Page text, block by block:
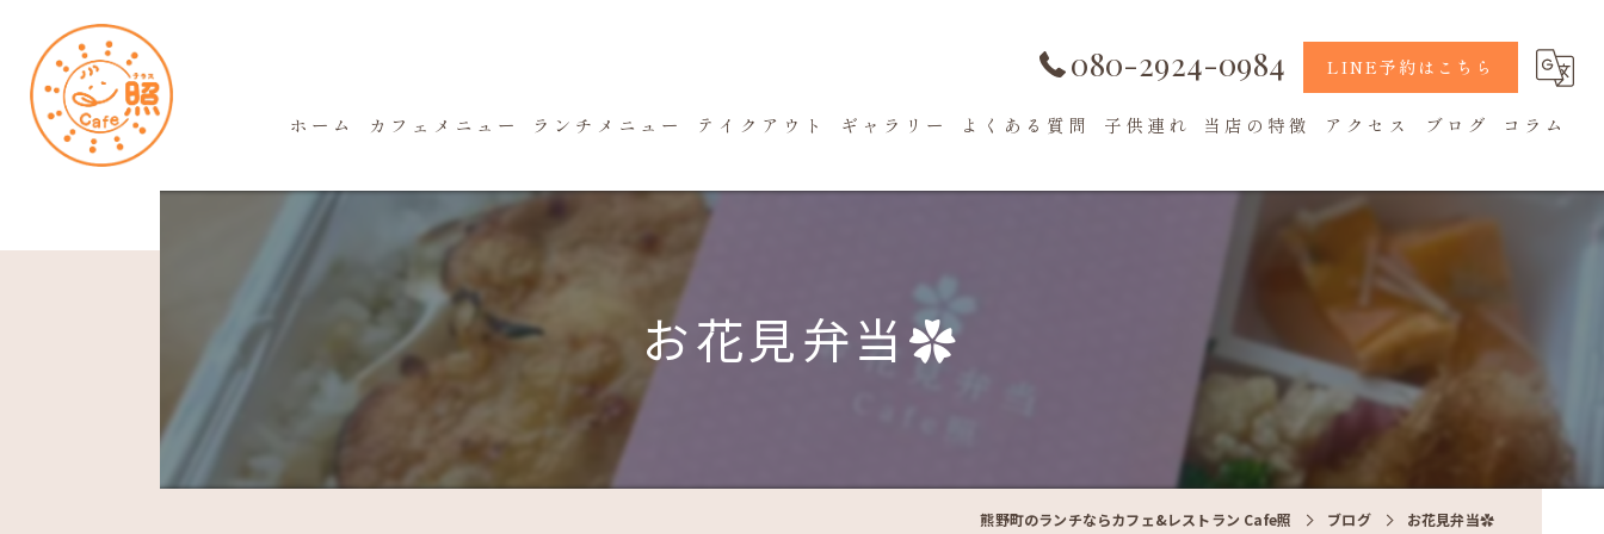
080-2924-0984 LINE予約はこちら
ホーム カフェメニュー ランチメニュー テイクアウト ギャラリー よくある質問 子供連れ 当店の特徴 アクセス ブログ コラム
お花見弁当✿
熊野町のランチならカフェ&レストラン Cafe照 ブログ お花見弁当✿